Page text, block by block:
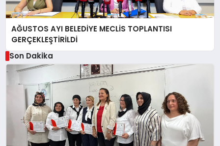
AĞUSTOS AYI BELEDİYE MECLİS TOPLANTISI
GERÇEKLEŞTİRİLDİ
Son Dakika